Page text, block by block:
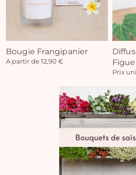
Bougie Frangipanier
A partir de 12,90 €
Prix